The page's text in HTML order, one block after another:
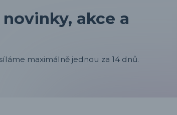
akce a
maximálně jednou za 14 dnů.